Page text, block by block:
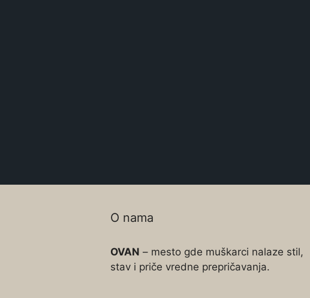
O nama
OVAN – mesto gde muškarci nalaze stil,
stav i priče vredne prepričavanja.